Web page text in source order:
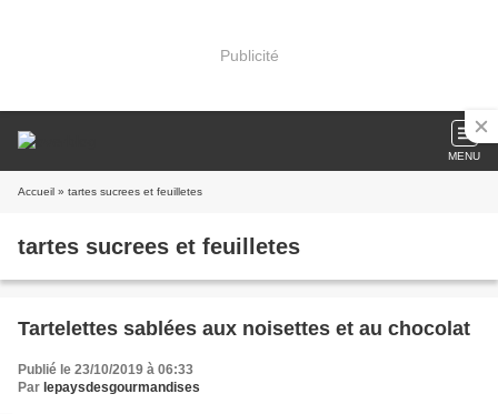
Publicité
MENU
Accueil » tartes sucrees et feuilletes
tartes sucrees et feuilletes
Tartelettes sablées aux noisettes et au chocolat
Publié le 23/10/2019 à 06:33
Par lepaysdesgourmandises